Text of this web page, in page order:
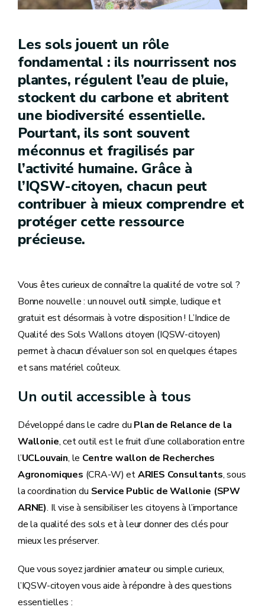
Les sols jouent un rôle
fondamental : ils nourrissent nos
plantes, régulent l’eau de pluie,
stockent du carbone et abritent
une biodiversité essentielle.
Pourtant, ils sont souvent
méconnus et fragilisés par
l’activité humaine. Grâce à
l’IQSW-citoyen, chacun peut
contribuer à mieux comprendre et
protéger cette ressource
précieuse.
Vous êtes curieux de connaître la qualité de votre sol ?
Bonne nouvelle : un nouvel outil simple, ludique et
gratuit est désormais à votre disposition ! L’Indice de
Qualité des Sols Wallons citoyen (IQSW-citoyen)
permet à chacun d’évaluer son sol en quelques étapes
et sans matériel coûteux.
Un outil accessible à tous
Développé dans le cadre du Plan de Relance de la
Wallonie, cet outil est le fruit d’une collaboration entre
l’UCLouvain, le Centre wallon de Recherches
Agronomiques (CRA-W) etARIES Consultants, sous
la coordination du Service Public de Wallonie (SPW
ARNE). Il vise à sensibiliser les citoyens à l’importance
de la qualité des sols et à leur donner des clés pour
mieux les préserver.
Que vous soyez jardinier amateur ou simple curieux,
l’IQSW-citoyen vous aide à répondre à des questions
essentielles :